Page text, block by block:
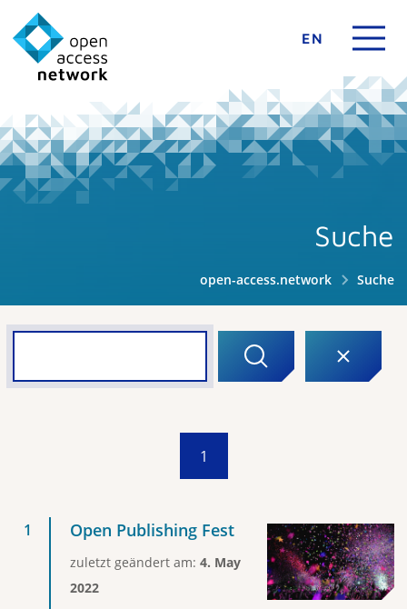
EN
Suche
open-access.network Suche
1
Open Publishing Fest
zuletzt geändert am: 4. May
2022